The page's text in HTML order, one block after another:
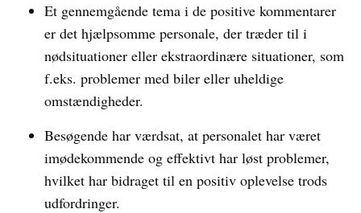
Et gennemgående tema i de positive kommentarer
er det hjælpsomme personale, der træder til i
nødsituationer eller ekstraordinære situationer, som
f.eks. problemer med biler eller uheldige
omstændigheder.
Besøgende har værdsat, at personalet har været
imødekommende og effektivt har løst problemer,
hvilket har bidraget til en positiv oplevelse trods
udfordringer.